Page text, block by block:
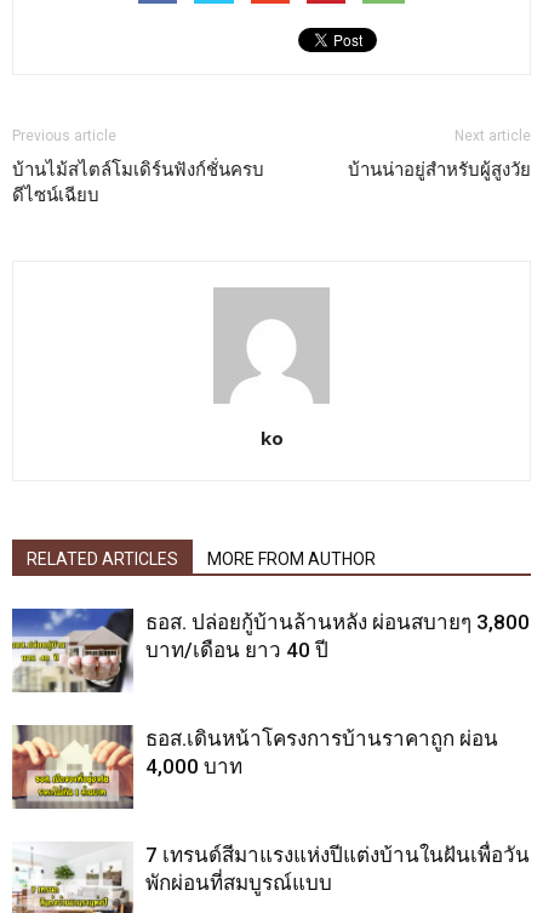
Previous article
บ้านไม้สไตล์โมเดิร์นฟังก์ชั่นครบ
ดีไซน์เฉียบ
Next article
บ้านน่าอยู่สำหรับผู้สูงวัย
ko
RELATED ARTICLES MORE FROM AUTHOR
ธอส. ปล่อยกู้บ้านล้านหลัง ผ่อนสบายๆ 3,800
บาท/เดือน ยาว 40 ปี
ธอส.เดินหน้าโครงการบ้านราคาถูก ผ่อน
4,000 บาท
7 เทรนด์สีมาแรงแห่งปีแต่งบ้านในฝันเพื่อวัน
พักผ่อนที่สมบูรณ์แบบ